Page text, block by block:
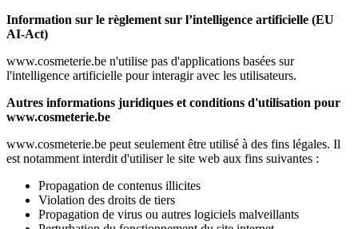
Information sur le règlement sur l’intelligence artificielle (EU
AI-Act)
www.cosmeterie.be n'utilise pas d'applications basées sur
l'intelligence artificielle pour interagir avec les utilisateurs.
Autres informations juridiques et conditions d'utilisation pour
www.cosmeterie.be
www.cosmeterie.be peut seulement être utilisé à des fins légales. Il
est notamment interdit d'utiliser le site web aux fins suivantes :
Propagation de contenus illicites
Violation des droits de tiers
Propagation de virus ou autres logiciels malveillants